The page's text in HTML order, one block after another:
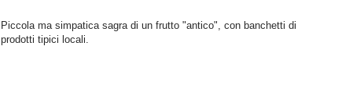
Piccola ma simpatica sagra di un frutto "antico", con banchetti di
prodotti tipici locali.